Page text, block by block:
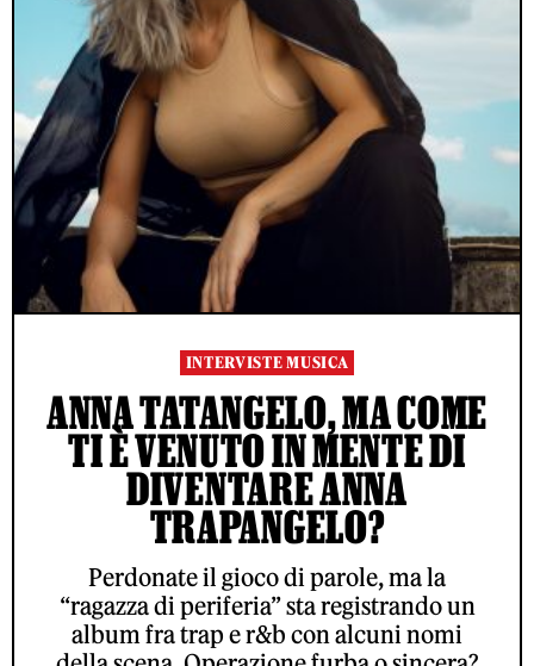
INTERVISTE MUSICA
ANNA TATANGELO, MA COME
TI È VENUTO IN MENTE DI
DIVENTARE ANNA
TRAPANGELO?
Perdonate il gioco di parole, ma la
“ragazza di periferia” sta registrando un
album fra trap e r&b con alcuni nomi